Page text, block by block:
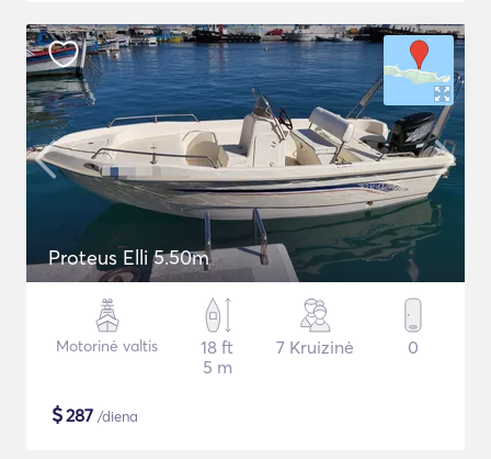
Proteus Elli 5.50m
Motorinė valtis
18 ft
5 m
7 Kruizinė 0
$287 /diena